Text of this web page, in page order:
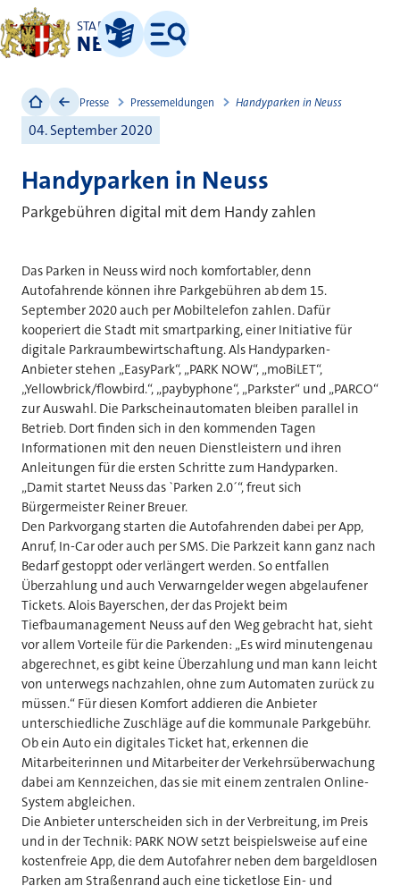
STADT
NEUSS
Leichte Sprache
Menü
Presse Pressemeldungen Handyparken in Neuss
04. September 2020
Handyparken in Neuss
Parkgebühren digital mit dem Handy zahlen
Das Parken in Neuss wird noch komfortabler, denn
Autofahrende können ihre Parkgebühren ab dem 15.
September 2020 auch per Mobiltelefon zahlen. Dafür
kooperiert die Stadt mit smartparking, einer Initiative für
digitale Parkraumbewirtschaftung. Als Handyparken-
Anbieter stehen „EasyPark“, „PARK NOW“, „moBiLET“,
„Yellowbrick/flowbird.“, „paybyphone“, „Parkster“ und „PARCO“
zur Auswahl. Die Parkscheinautomaten bleiben parallel in
Betrieb. Dort finden sich in den kommenden Tagen
Informationen mit den neuen Dienstleistern und ihren
Anleitungen für die ersten Schritte zum Handyparken.
„Damit startet Neuss das `Parken 2.0´“, freut sich
Bürgermeister Reiner Breuer.
Den Parkvorgang starten die Autofahrenden dabei per App,
Anruf, In-Car oder auch per SMS. Die Parkzeit kann ganz nach
Bedarf gestoppt oder verlängert werden. So entfallen
Überzahlung und auch Verwarngelder wegen abgelaufener
Tickets. Alois Bayerschen, der das Projekt beim
Tiefbaumanagement Neuss auf den Weg gebracht hat, sieht
vor allem Vorteile für die Parkenden: „Es wird minutengenau
abgerechnet, es gibt keine Überzahlung und man kann leicht
von unterwegs nachzahlen, ohne zum Automaten zurück zu
müssen.“ Für diesen Komfort addieren die Anbieter
unterschiedliche Zuschläge auf die kommunale Parkgebühr.
Ob ein Auto ein digitales Ticket hat, erkennen die
Mitarbeiterinnen und Mitarbeiter der Verkehrsüberwachung
dabei am Kennzeichen, das sie mit einem zentralen Online-
System abgleichen.
Die Anbieter unterscheiden sich in der Verbreitung, im Preis
und in der Technik: PARK NOW setzt beispielsweise auf eine
kostenfreie App, die dem Autofahrer neben dem bargeldlosen
Parken am Straßenrand auch eine ticketlose Ein- und